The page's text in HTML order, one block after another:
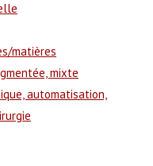
matières
mixte
automatisation,